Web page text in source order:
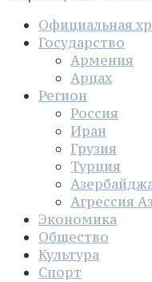
Официальная
Государство
Армения
Арцах
Регион
Россия
Иран
Грузия
Турция
Агрессия
Экономика
Общество
Культура
Спорт